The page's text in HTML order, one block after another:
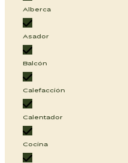
Alberca
Asador
Balcón
Calefacción
Calentador
Cocina